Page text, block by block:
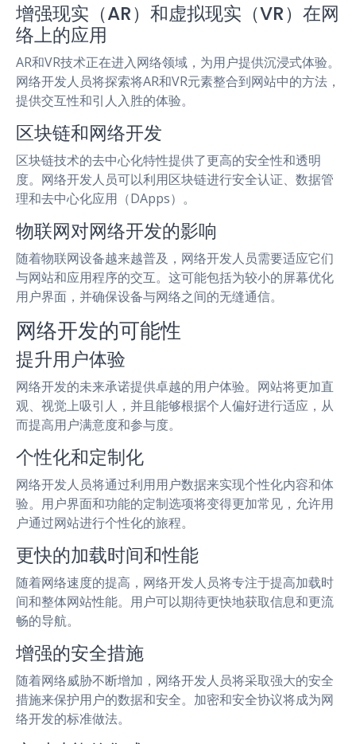
增强现实（AR）和虚拟现实（VR）在网
络上的应用
AR和VR技术正在进入网络领域，为用户提供沉浸式体验。
网络开发人员将探索将AR和VR元素整合到网站中的方法，
提供交互性和引人入胜的体验。
区块链和网络开发
区块链技术的去中心化特性提供了更高的安全性和透明
度。网络开发人员可以利用区块链进行安全认证、数据管
理和去中心化应用（DApps）。
物联网对网络开发的影响
随着物联网设备越来越普及，网络开发人员需要适应它们
与网站和应用程序的交互。这可能包括为较小的屏幕优化
用户界面，并确保设备与网络之间的无缝通信。
网络开发的可能性
提升用户体验
网络开发的未来承诺提供卓越的用户体验。网站将更加直
观、视觉上吸引人，并且能够根据个人偏好进行适应，从
而提高用户满意度和参与度。
个性化和定制化
网络开发人员将通过利用用户数据来实现个性化内容和体
验。用户界面和功能的定制选项将变得更加常见，允许用
户通过网站进行个性化的旅程。
更快的加载时间和性能
随着网络速度的提高，网络开发人员将专注于提高加载时
间和整体网站性能。用户可以期待更快地获取信息和更流
畅的导航。
增强的安全措施
随着网络威胁不断增加，网络开发人员将采取强大的安全
措施来保护用户的数据和安全。加密和安全协议将成为网
络开发的标准做法。